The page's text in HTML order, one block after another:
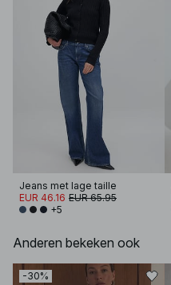
Jeans met lage taille
EUR 46.16 EUR 65.95
+5
Anderen bekeken ook
-30%